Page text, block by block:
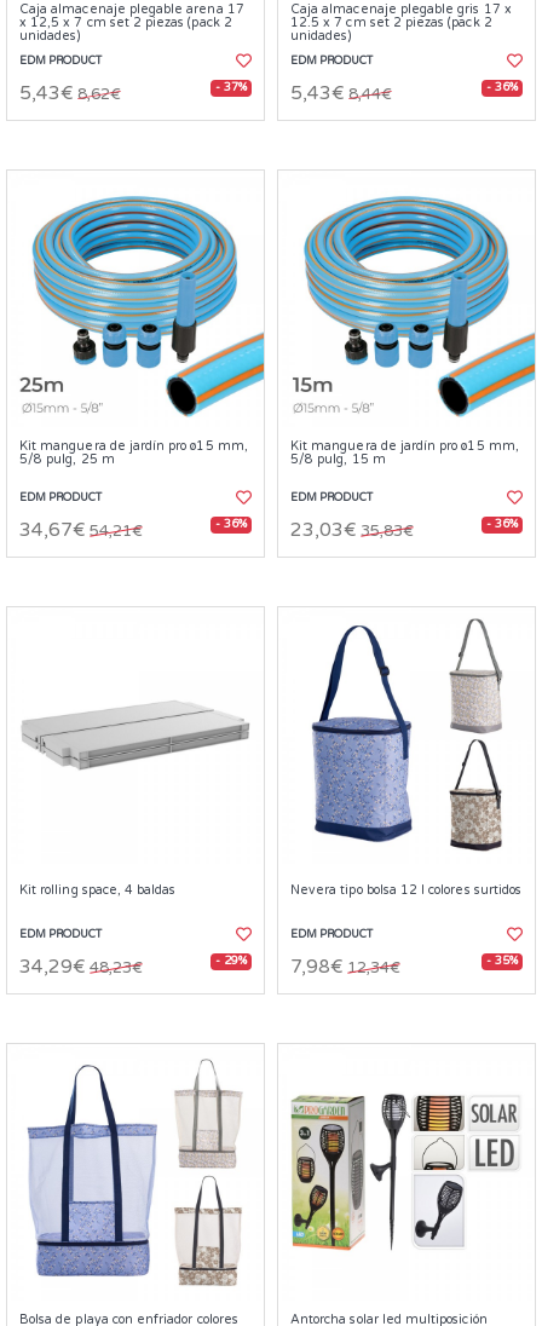
Caja almacenaje plegable arena 17
x 12,5 x 7 cm set 2 piezas (pack 2
unidades)
EDM PRODUCT
5,43€ 8,62€ - 37%
Caja almacenaje plegable gris 17 x
12.5 x 7 cm set 2 piezas (pack 2
unidades)
EDM PRODUCT
5,43€ 8,44€ - 36%
Kit manguera de jardín pro ø15 mm,
5/8 pulg, 25 m
EDM PRODUCT
34,67€ 54,21€ - 36%
Kit manguera de jardín pro ø15 mm,
5/8 pulg, 15 m
EDM PRODUCT
23,03€ 35,83€ - 36%
Kit rolling space, 4 baldas
EDM PRODUCT
34,29€ 48,23€ - 29%
Nevera tipo bolsa 12 l colores surtidos
EDM PRODUCT
7,98€ 12,34€ - 35%
Bolsa de playa con enfriador colores
Antorcha solar led multiposición